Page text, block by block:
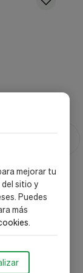
mejorar tu
sitio y
Puedes
más
.